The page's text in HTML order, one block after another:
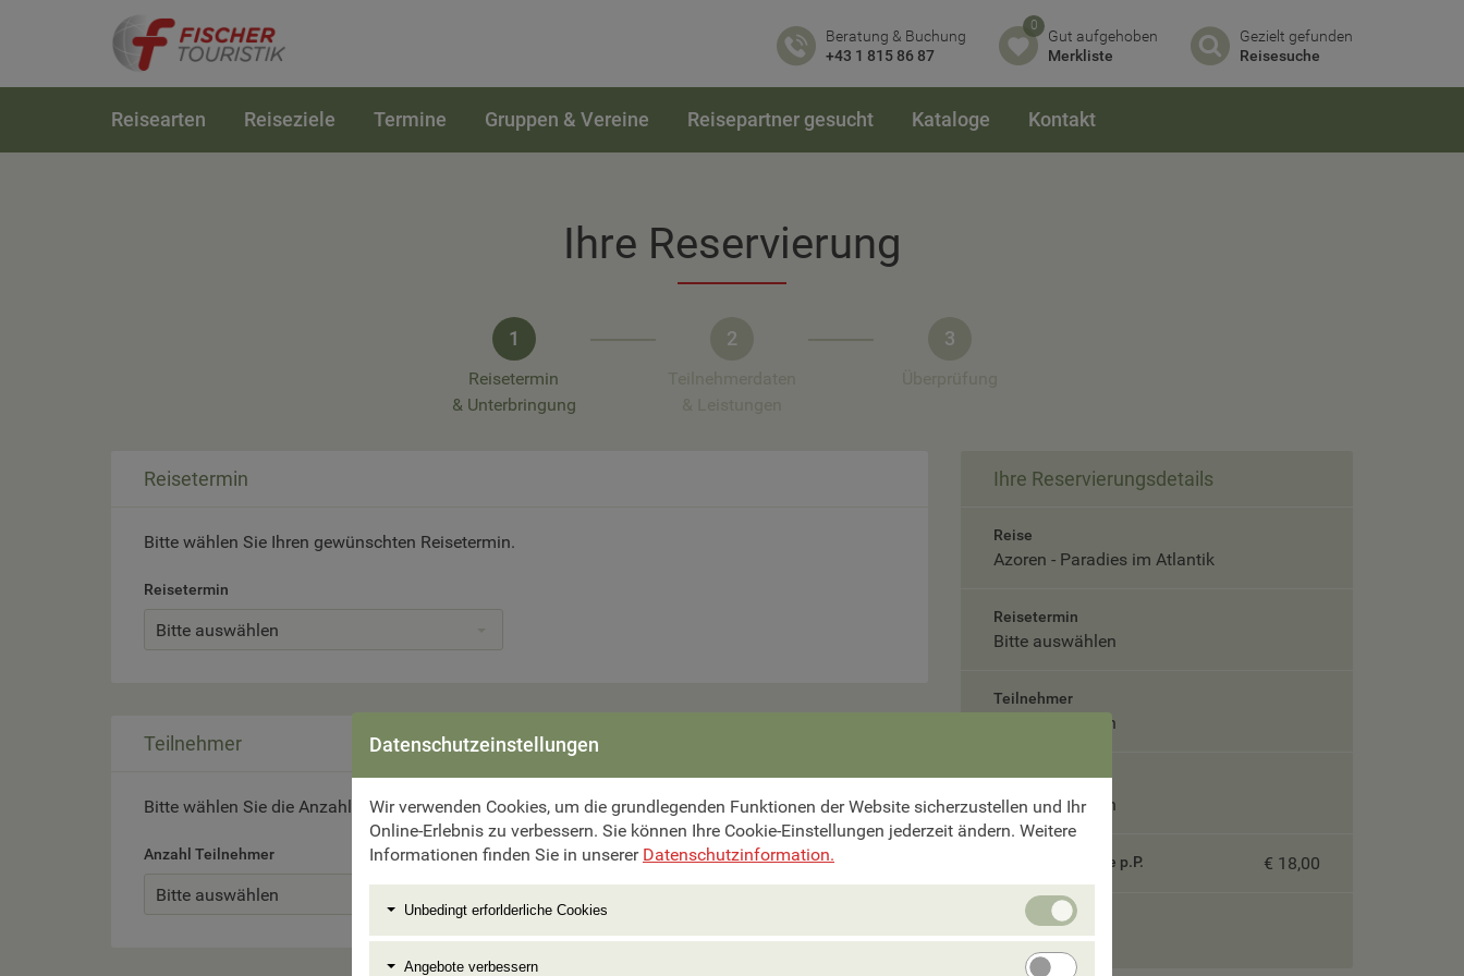
Beratung & Buchung
+43 1 815 86 87
0
Gut aufgehoben
Merkliste
Gezielt gefunden
Reisesuche
Reisearten Reiseziele Termine Gruppen & Vereine Reisepartner gesucht Kataloge Kontakt
Ihre Reservierung
1
Reisetermin
& Unterbringung
2 3
Reisetermin
Bitte wählen Sie Ihren gewünschten Reisetermin.
Reisetermin
Bitte auswählen
Teilnehmer
Bitte wählen Sie die Anzahl der Reiseteilnehmer aus.
Anzahl Teilnehmer
Bitte auswählen
Ihre Reservierungsdetails
Reise
Azoren - Paradies im Atlantik
Reisetermin
Bitte auswählen
Teilnehmer
Bitte auswählen
Unterbringung
Bitte auswählen
Servicepauschale p.P. € 18,00
Gesamtpreis
Datenschutzeinstellungen
Wir verwenden Cookies, um die grundlegenden Funktionen der Website sicherzustellen und Ihr
Online-Erlebnis zu verbessern. Sie können Ihre Cookie-Einstellungen jederzeit ändern. Weitere
Informationen finden Sie in unserer Datenschutzinformation.
Unbedingt erforlderliche Cookies
Cookies
Angebote verbessern